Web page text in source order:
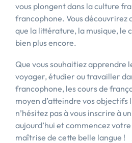
vous plongent dans la culture
francophone. Vous découvrirez
que la littérature, la musique, le
bien plus encore.
Que vous souhaitiez apprendre
voyager, étudier ou travailler
francophone, les cours de
moyen d’atteindre vos objectifs
n’hésitez pas à vous inscrire à
aujourd’hui et commencez
maîtrise de cette belle langue !